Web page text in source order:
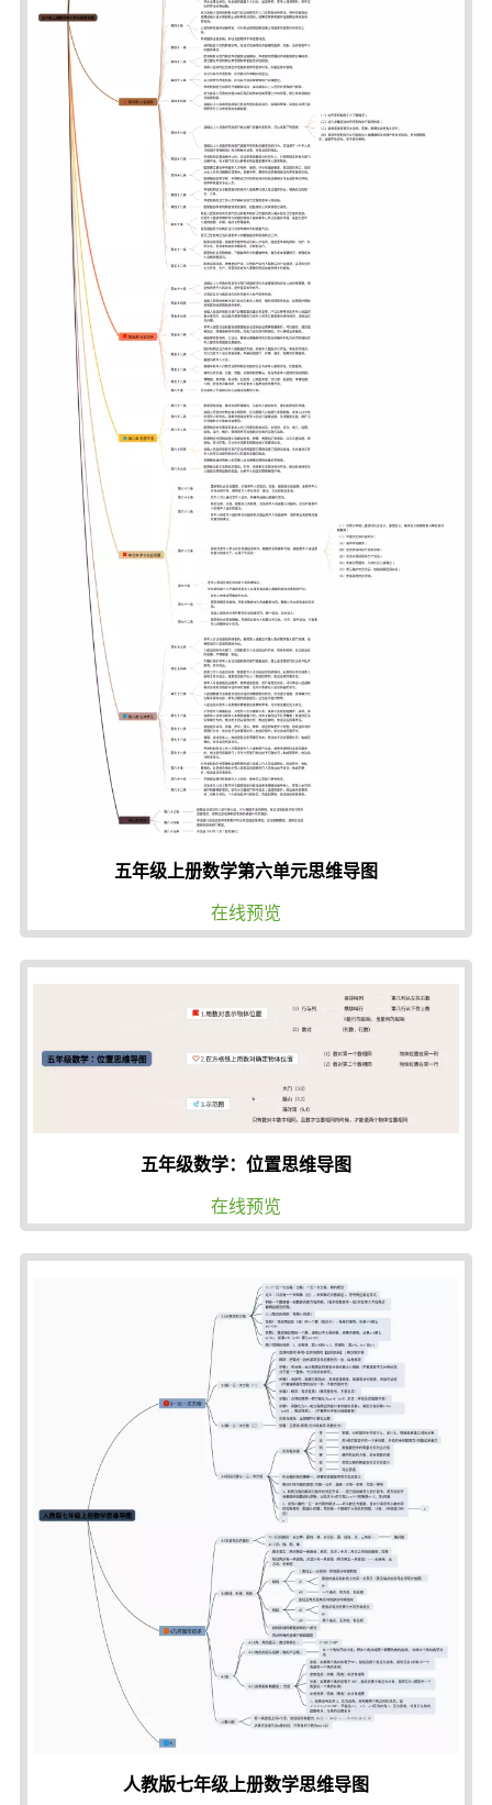
五年级上册数学第六单元思维导图
在线预览
五年级数学：位置思维导图
在线预览
人教版七年级上册数学思维导图